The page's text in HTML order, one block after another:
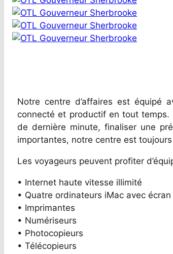
Notre centre d’affaires est équipé
connecté et productif en tout temps.
de dernière minute, finaliser une
importantes, notre centre est
Les voyageurs peuvent profiter
• Internet haute vitesse illimité
• Quatre ordinateurs iMac avec
• Imprimantes
• Numériseurs
• Photocopieurs
• Télécopieurs